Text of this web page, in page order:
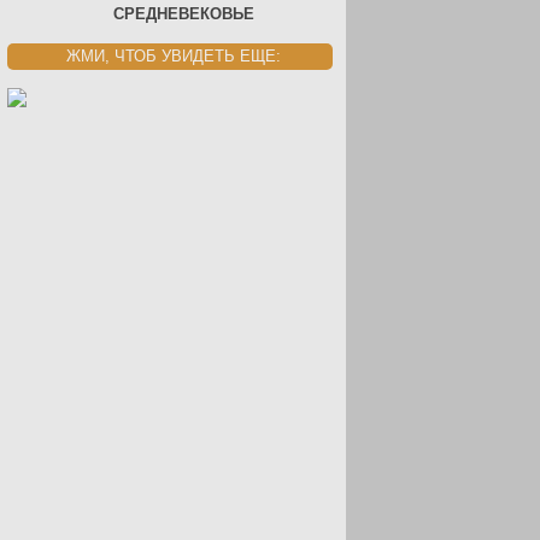
СРЕДНЕВЕКОВЬЕ
ЖМИ, ЧТОБ УВИДЕТЬ ЕЩЕ: